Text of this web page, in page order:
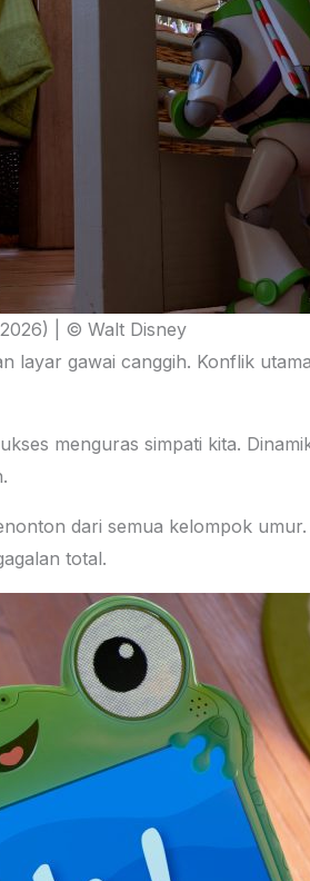
| © Walt Disney
gawai canggih. Konflik
menguras simpati kita.
dari semua kelompok
total.